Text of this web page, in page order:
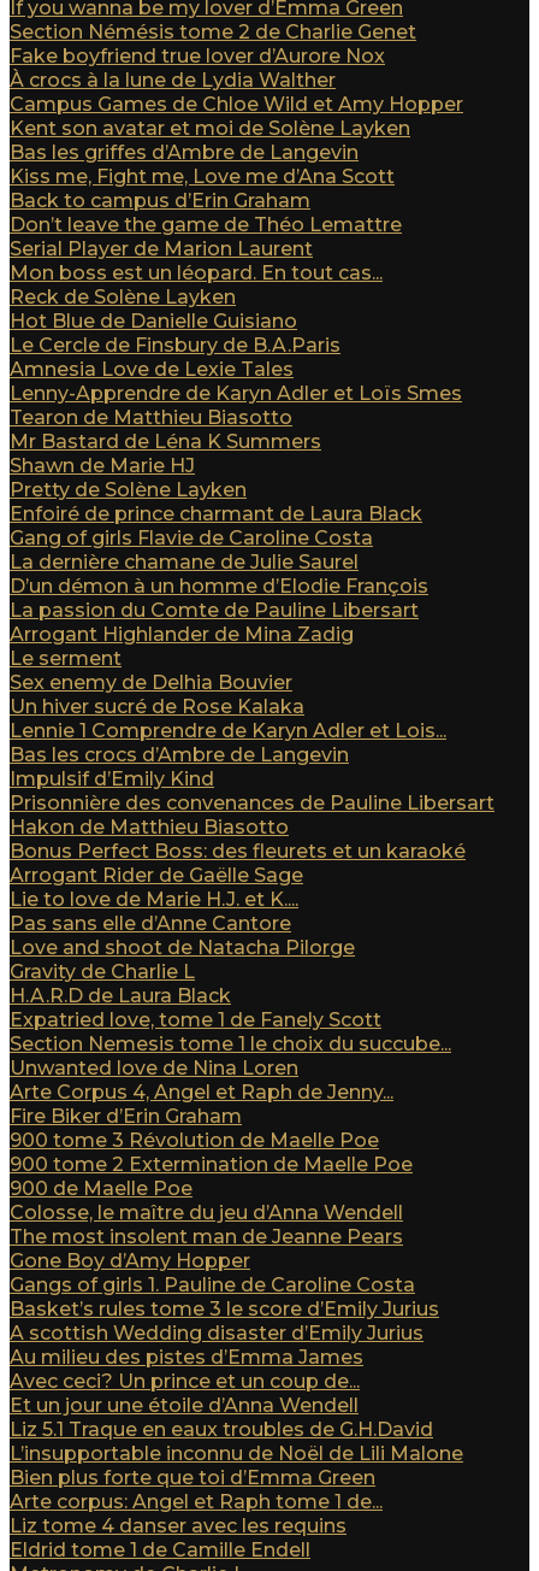
If you wanna be my lover d’Emma Green
Section Némésis tome 2 de Charlie Genet
Fake boyfriend true lover d’Aurore Nox
À crocs à la lune de Lydia Walther
Campus Games de Chloe Wild et Amy Hopper
Kent son avatar et moi de Solène Layken
Bas les griffes d’Ambre de Langevin
Kiss me, Fight me, Love me d’Ana Scott
Back to campus d’Erin Graham
Don’t leave the game de Théo Lemattre
Serial Player de Marion Laurent
Mon boss est un léopard. En tout cas...
Reck de Solène Layken
Hot Blue de Danielle Guisiano
Le Cercle de Finsbury de B.A.Paris
Amnesia Love de Lexie Tales
Lenny-Apprendre de Karyn Adler et Loïs Smes
Tearon de Matthieu Biasotto
Mr Bastard de Léna K Summers
Shawn de Marie HJ
Pretty de Solène Layken
Enfoiré de prince charmant de Laura Black
Gang of girls Flavie de Caroline Costa
La dernière chamane de Julie Saurel
D’un démon à un homme d’Elodie François
La passion du Comte de Pauline Libersart
Arrogant Highlander de Mina Zadig
Le serment
Sex enemy de Delhia Bouvier
Un hiver sucré de Rose Kalaka
Lennie 1 Comprendre de Karyn Adler et Lois...
Bas les crocs d’Ambre de Langevin
Impulsif d’Emily Kind
Prisonnière des convenances de Pauline Libersart
Hakon de Matthieu Biasotto
Bonus Perfect Boss: des fleurets et un karaoké
Arrogant Rider de Gaëlle Sage
Lie to love de Marie H.J. et K....
Pas sans elle d’Anne Cantore
Love and shoot de Natacha Pilorge
Gravity de Charlie L
H.A.R.D de Laura Black
Expatried love, tome 1 de Fanely Scott
Section Nemesis tome 1 le choix du succube...
Unwanted love de Nina Loren
Arte Corpus 4, Angel et Raph de Jenny...
Fire Biker d’Erin Graham
900 tome 3 Révolution de Maelle Poe
900 tome 2 Extermination de Maelle Poe
900 de Maelle Poe
Colosse, le maître du jeu d’Anna Wendell
The most insolent man de Jeanne Pears
Gone Boy d’Amy Hopper
Gangs of girls 1. Pauline de Caroline Costa
Basket’s rules tome 3 le score d’Emily Jurius
A scottish Wedding disaster d’Emily Jurius
Au milieu des pistes d’Emma James
Avec ceci? Un prince et un coup de...
Et un jour une étoile d’Anna Wendell
Liz 5.1 Traque en eaux troubles de G.H.David
L’insupportable inconnu de Noël de Lili Malone
Bien plus forte que toi d’Emma Green
Arte corpus: Angel et Raph tome 1 de...
Liz tome 4 danser avec les requins
Eldrid tome 1 de Camille Endell